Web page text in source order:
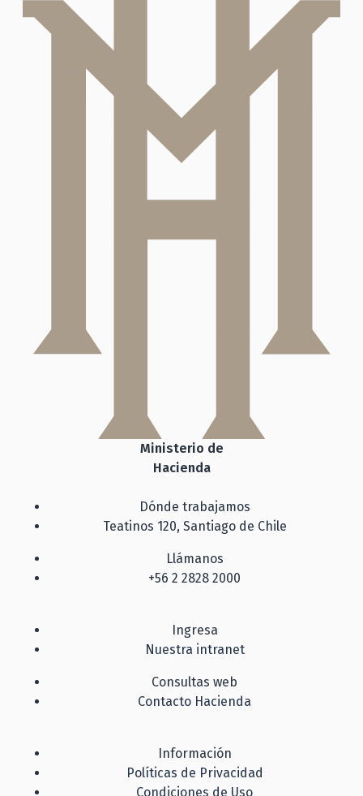
Ministerio de
Hacienda
Dónde trabajamos
Teatinos 120, Santiago de Chile
Llámanos
+56 2 2828 2000
Ingresa
Nuestra intranet
Consultas web
Contacto Hacienda
Información
Políticas de Privacidad
Condiciones de Uso